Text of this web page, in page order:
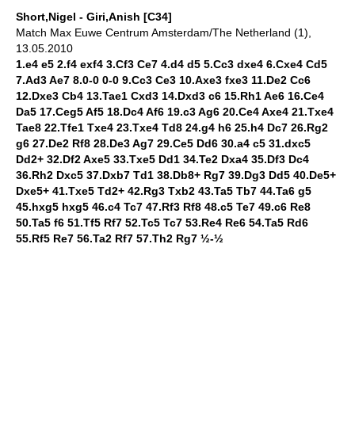
Short,Nigel - Giri,Anish [C34]
Match Max Euwe Centrum Amsterdam/The Netherland (1),
13.05.2010
1.e4 e5 2.f4 exf4 3.Cf3 Ce7 4.d4 d5 5.Cc3 dxe4 6.Cxe4 Cd5
7.Ad3 Ae7 8.0-0 0-0 9.Cc3 Ce3 10.Axe3 fxe3 11.De2 Cc6
12.Dxe3 Cb4 13.Tae1 Cxd3 14.Dxd3 c6 15.Rh1 Ae6 16.Ce4
Da5 17.Ceg5 Af5 18.Dc4 Af6 19.c3 Ag6 20.Ce4 Axe4 21.Txe4
Tae8 22.Tfe1 Txe4 23.Txe4 Td8 24.g4 h6 25.h4 Dc7 26.Rg2
g6 27.De2 Rf8 28.De3 Ag7 29.Ce5 Dd6 30.a4 c5 31.dxc5
Dd2+ 32.Df2 Axe5 33.Txe5 Dd1 34.Te2 Dxa4 35.Df3 Dc4
36.Rh2 Dxc5 37.Dxb7 Td1 38.Db8+ Rg7 39.Dg3 Dd5 40.De5+
Dxe5+ 41.Txe5 Td2+ 42.Rg3 Txb2 43.Ta5 Tb7 44.Ta6 g5
45.hxg5 hxg5 46.c4 Tc7 47.Rf3 Rf8 48.c5 Te7 49.c6 Re8
50.Ta5 f6 51.Tf5 Rf7 52.Tc5 Tc7 53.Re4 Re6 54.Ta5 Rd6
55.Rf5 Re7 56.Ta2 Rf7 57.Th2 Rg7 ½-½